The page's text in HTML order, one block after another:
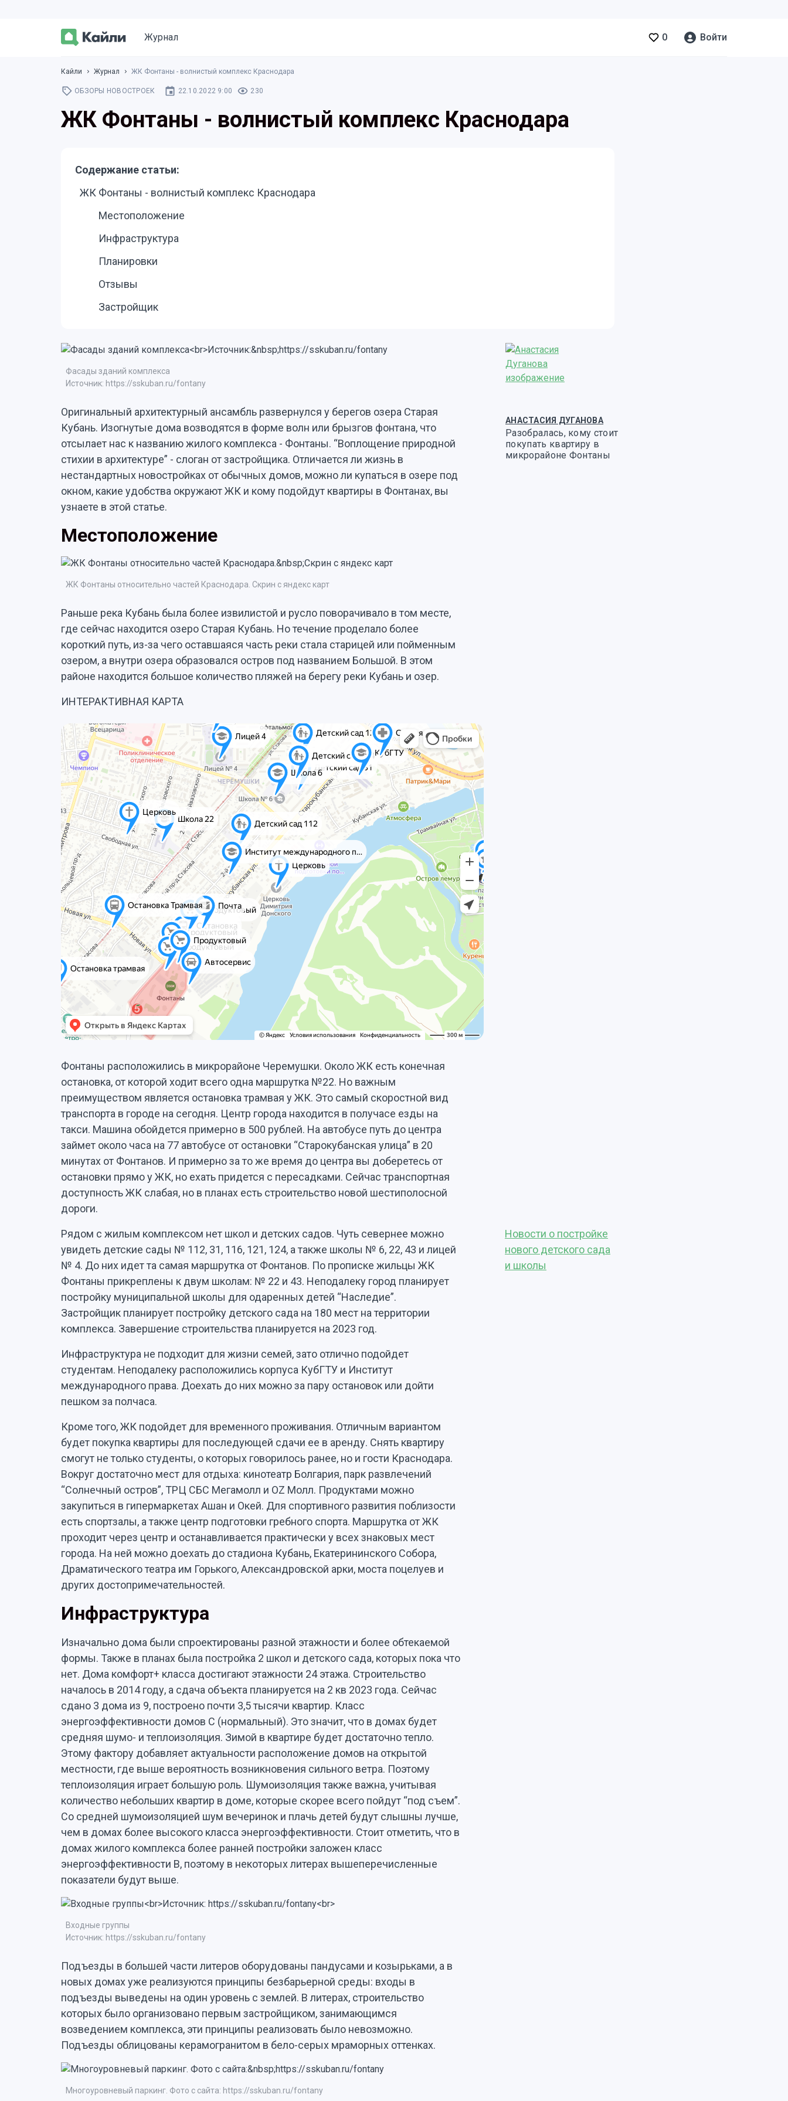
Журнал 0 Войти
Кайли Журнал ЖК Фонтаны - волнистый комплекс Краснодара
ОБЗОРЫ НОВОСТРОЕК 22.10.2022 9:00 230
ЖК Фонтаны - волнистый комплекс Краснодара
Содержание статьи:
ЖК Фонтаны - волнистый комплекс Краснодара
Местоположение
Инфраструктура
Планировки
Отзывы
Застройщик
АНАСТАСИЯ ДУГАНОВА
Разобралась, кому стоит
покупать квартиру в
микрорайоне Фонтаны
Фасады зданий комплекса
Источник: https://sskuban.ru/fontany
Оригинальный архитектурный ансамбль развернулся у берегов озера Старая
Кубань. Изогнутые дома возводятся в форме волн или брызгов фонтана, что
отсылает нас к названию жилого комплекса - Фонтаны. “Воплощение природной
стихии в архитектуре” - слоган от застройщика. Отличается ли жизнь в
нестандартных новостройках от обычных домов, можно ли купаться в озере под
окном, какие удобства окружают ЖК и кому подойдут квартиры в Фонтанах, вы
узнаете в этой статье.
Местоположение
ЖК Фонтаны относительно частей Краснодара. Скрин с яндекс карт
Раньше река Кубань была более извилистой и русло поворачивало в том месте,
где сейчас находится озеро Старая Кубань. Но течение проделало более
короткий путь, из-за чего оставшаяся часть реки стала старицей или пойменным
озером, а внутри озера образовался остров под названием Большой. В этом
районе находится большое количество пляжей на берегу реки Кубань и озер.
ИНТЕРАКТИВНАЯ КАРТА
Фонтаны расположились в микрорайоне Черемушки. Около ЖК есть конечная
остановка, от которой ходит всего одна маршрутка №22. Но важным
преимуществом является остановка трамвая у ЖК. Это самый скоростной вид
транспорта в городе на сегодня. Центр города находится в получасе езды на
такси. Машина обойдется примерно в 500 рублей. На автобусе путь до центра
займет около часа на 77 автобусе от остановки “Старокубанская улица” в 20
минутах от Фонтанов. И примерно за то же время до центра вы доберетесь от
остановки прямо у ЖК, но ехать придется с пересадками. Сейчас транспортная
доступность ЖК слабая, но в планах есть строительство новой шестиполосной
дороги.
Рядом с жилым комплексом нет школ и детских садов. Чуть севернее можно
увидеть детские сады № 112, 31, 116, 121, 124, а также школы № 6, 22, 43 и лицей
№ 4. До них идет та самая маршрутка от Фонтанов. По прописке жильцы ЖК
Фонтаны прикреплены к двум школам: № 22 и 43. Неподалеку город планирует
постройку муниципальной школы для одаренных детей “Наследие”.
Застройщик планирует постройку детского сада на 180 мест на территории
комплекса. Завершение строительства планируется на 2023 год.
Новости о постройке
нового детского сада
и школы
Инфраструктура не подходит для жизни семей, зато отлично подойдет
студентам. Неподалеку расположились корпуса КубГТУ и Институт
международного права. Доехать до них можно за пару остановок или дойти
пешком за полчаса.
Кроме того, ЖК подойдет для временного проживания. Отличным вариантом
будет покупка квартиры для последующей сдачи ее в аренду. Снять квартиру
смогут не только студенты, о которых говорилось ранее, но и гости Краснодара.
Вокруг достаточно мест для отдыха: кинотеатр Болгария, парк развлечений
“Солнечный остров”, ТРЦ СБС Мегамолл и OZ Молл. Продуктами можно
закупиться в гипермаркетах Ашан и Окей. Для спортивного развития поблизости
есть спортзалы, а также центр подготовки гребного спорта. Маршрутка от ЖК
проходит через центр и останавливается практически у всех знаковых мест
города. На ней можно доехать до стадиона Кубань, Екатерининского Собора,
Драматического театра им Горького, Александровской арки, моста поцелуев и
других достопримечательностей.
Инфраструктура
Изначально дома были спроектированы разной этажности и более обтекаемой
формы. Также в планах была постройка 2 школ и детского сада, которых пока что
нет. Дома комфорт+ класса достигают этажности 24 этажа. Строительство
началось в 2014 году, а сдача объекта планируется на 2 кв 2023 года. Сейчас
сдано 3 дома из 9, построено почти 3,5 тысячи квартир. Класс
энергоэффективности домов С (нормальный). Это значит, что в домах будет
средняя шумо- и теплоизоляция. Зимой в квартире будет достаточно тепло.
Этому фактору добавляет актуальности расположение домов на открытой
местности, где выше вероятность возникновения сильного ветра. Поэтому
теплоизоляция играет большую роль. Шумоизоляция также важна, учитывая
количество небольших квартир в доме, которые скорее всего пойдут “под съем”.
Со средней шумоизоляцией шум вечеринок и плачь детей будут слышны лучше,
чем в домах более высокого класса энергоэффективности. Стоит отметить, что в
домах жилого комплекса более ранней постройки заложен класс
энергоэффективности В, поэтому в некоторых литерах вышеперечисленные
показатели будут выше.
Входные группы
Источник: https://sskuban.ru/fontany
Подъезды в большей части литеров оборудованы пандусами и козырьками, а в
новых домах уже реализуются принципы безбарьерной среды: входы в
подъезды выведены на один уровень с землей. В литерах, строительство
которых было организовано первым застройщиком, занимающимся
возведением комплекса, эти принципы реализовать было невозможно.
Подъезды облицованы керамогранитом в бело-серых мраморных оттенках.
Многоуровневый паркинг. Фото с сайта: https://sskuban.ru/fontany